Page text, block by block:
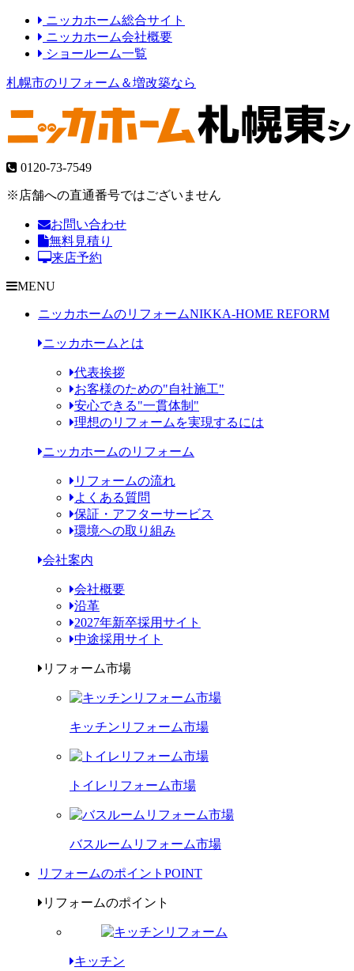
ニッカホーム総合サイト
ニッカホーム会社概要
ショールーム一覧
札幌市のリフォーム＆増改築なら
0120-73-7549
※店舗への直通番号ではございません
お問い合わせ
無料見積り
来店予約
MENU
ニッカホームのリフォームNIKKA-HOME REFORM
ニッカホームとは
代表挨拶
お客様のための"自社施工"
安心できる"一貫体制"
理想のリフォームを実現するには
ニッカホームのリフォーム
リフォームの流れ
よくある質問
保証・アフターサービス
環境への取り組み
会社案内
会社概要
沿革
2027年新卒採用サイト
中途採用サイト
リフォーム市場
キッチンリフォーム市場
トイレリフォーム市場
バスルームリフォーム市場
リフォームのポイント POINT
リフォームのポイント
キッチン